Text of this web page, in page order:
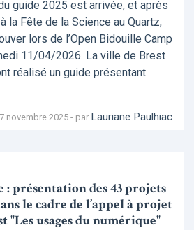
guide 2025 est arrivée, et après
la Fête de la Science au Quartz,
lors de l’Open Bidouille Camp
11/04/2026. La ville de Brest
réalisé un guide présentant
novembre 2025 - par Lauriane Paulhiac
présentation des 43 projets
le cadre de l’appel à projet
"Les usages du numérique"